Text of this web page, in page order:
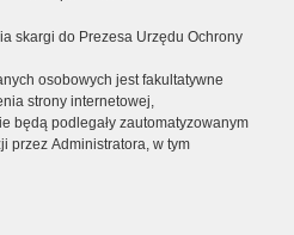
skargi do Prezesa Urzędu Ochrony
osobowych jest fakultatywne
strony internetowej,
będą podlegały zautomatyzowanym
przez Administratora, w tym